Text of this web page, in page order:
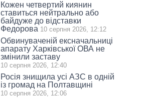
Кожен четвертий киянин
ставиться нейтрально або
байдуже до відставки
Федорова 10 серпня 2026, 12:12
Обвинуваченій ексначальниці
апарату Харківської ОВА не
змінили заставу
10 серпня 2026, 12:40
Росія знищила усі АЗС в одній
із громад на Полтавщині
10 серпня 2026, 12:06